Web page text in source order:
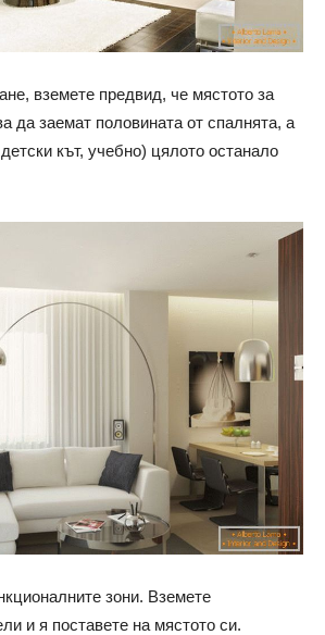
вземете предвид, че мястото за
да заемат половината от спалнята, а
кът, учебно) цялото останало
зони. Вземете
и я поставете на мястото си.